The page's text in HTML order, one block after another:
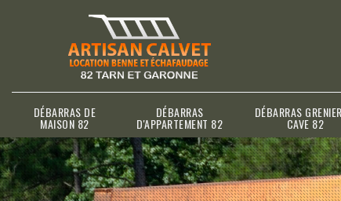
DÉBARRAS DE
MAISON 82
DÉBARRAS
D'APPARTEMENT 82
DÉBARRAS
CAVE 82